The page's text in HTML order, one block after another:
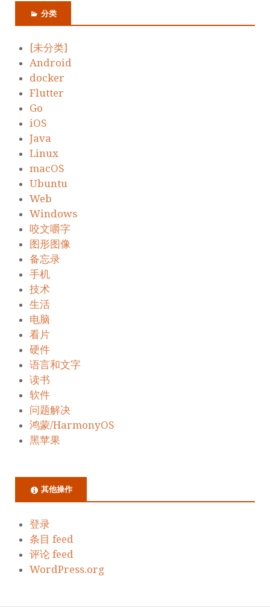
分类
[未分类]
Android
docker
Flutter
Go
iOS
Java
Linux
macOS
Ubuntu
Web
Windows
咬文嚼字
图形图像
备忘录
手机
技术
生活
电脑
看片
硬件
语言和文字
读书
软件
问题解决
鸿蒙/HarmonyOS
黑苹果
其他操作
登录
条目 feed
评论 feed
WordPress.org